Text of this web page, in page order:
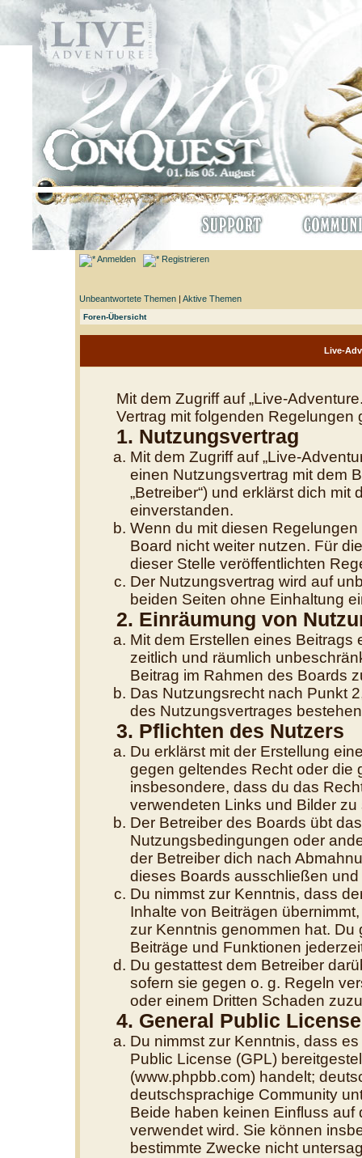
Anmelden Registrieren
Unbeantwortete Themen | Aktive Themen
Foren-Übersicht
Live-
Mit dem Zugriff auf „Live-
Vertrag mit folgenden Regelungen
1. Nutzungsvertrag
Mit dem Zugriff auf „Live-
einen Nutzungsvertrag mit dem
„Betreiber“) und erklärst dich
einverstanden.
Wenn du mit diesen
Board nicht weiter nutzen. Für
dieser Stelle veröffentlichten
Der Nutzungsvertrag wird auf
beiden Seiten ohne Einhaltung
2. Einräumung von
Mit dem Erstellen eines Beitrags
zeitlich und räumlich
Beitrag im Rahmen des Boards
Das Nutzungsrecht nach Punkt
des Nutzungsvertrages
3. Pflichten des Nutzers
Du erklärst mit der Erstellung
gegen geltendes Recht oder die
insbesondere, dass du das
verwendeten Links und Bilder
Der Betreiber des Boards übt
Nutzungsbedingungen oder
der Betreiber dich nach
dieses Boards ausschließen
Du nimmst zur Kenntnis, dass
Inhalte von Beiträgen
zur Kenntnis genommen hat.
Beiträge und Funktionen
Du gestattest dem Betreiber
sofern sie gegen o. g. Regeln
oder einem Dritten Schaden
4. General Public License
Du nimmst zur Kenntnis, dass
Public License (GPL)
(www.phpbb.com) handelt;
deutschsprachige Community
Beide haben keinen Einfluss auf
verwendet wird. Sie können
bestimmte Zwecke nicht